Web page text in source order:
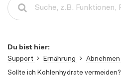
Du bist hier:
Support
Ernährung
Abnehmen
Sollte ich Kohlenhydrate vermeiden?